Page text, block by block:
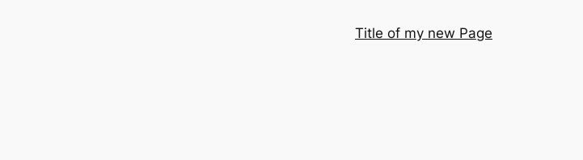
Title of my new Page